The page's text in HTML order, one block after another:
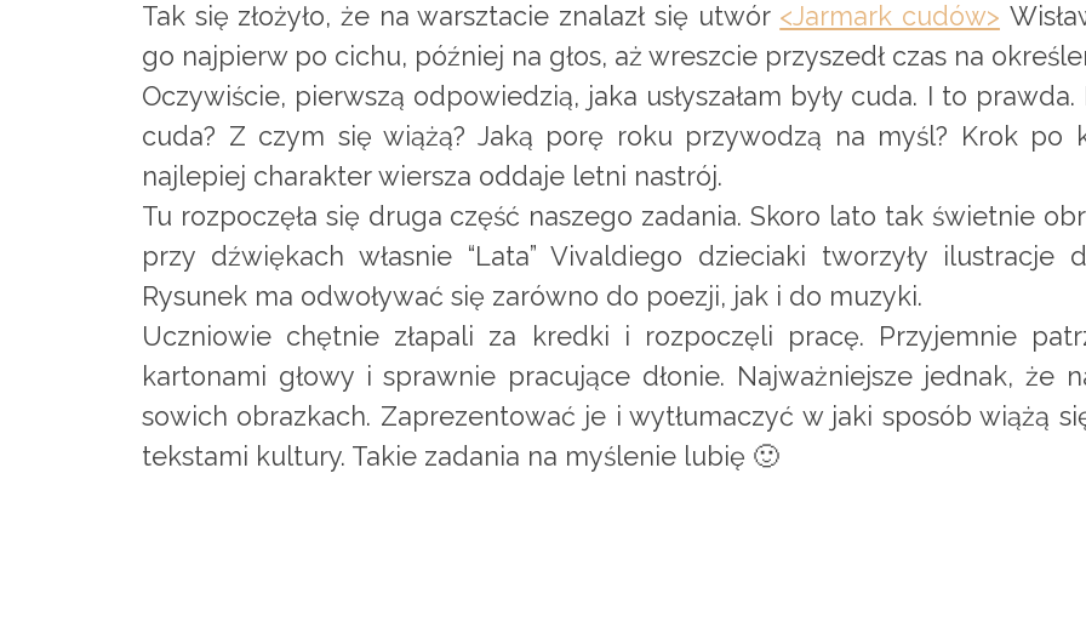
Tak się złożyło, że na warsztacie znalazł się utwór <Jarmark cudów>
go najpierw po cichu, później na głos, aż wreszcie przyszedł czas na
Oczywiście, pierwszą odpowiedzią, jaka usłyszałam były cuda. I to
cuda? Z czym się wiążą? Jaką porę roku przywodzą na myśl? Krok po
najlepiej charakter wiersza oddaje letni nastrój.
Tu rozpoczęła się druga część naszego zadania. Skoro lato tak świetnie
przy dźwiękach własnie “Lata” Vivaldiego dzieciaki tworzyły ilustracje
Rysunek ma odwoływać się zarówno do poezji, jak i do muzyki.
Uczniowie chętnie złapali za kredki i rozpoczęli pracę. Przyjemnie
kartonami głowy i sprawnie pracujące dłonie. Najważniejsze jednak, że
sowich obrazkach. Zaprezentować je i wytłumaczyć w jaki sposób wiążą
tekstami kultury. Takie zadania na myślenie lubię 🙂